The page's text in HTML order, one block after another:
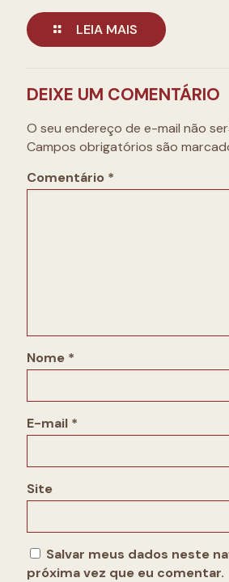
LEIA MAIS
DEIXE UM COMENTÁRIO
O seu endereço de e-mail não
Campos obrigatórios são
Comentário *
Nome *
E-mail *
Site
Salvar meus dados neste
próxima vez que eu comentar.